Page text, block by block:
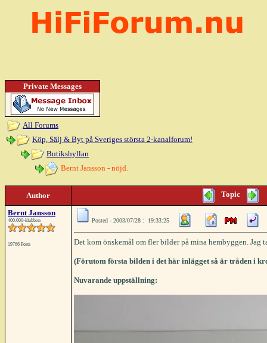
Private Messages
All Forums
Köp, Sälj & Byt på Sveriges största 2-kanalforum!
Butikshyllan
Bernt Jansson - nöjd.
Author Topic
Bernt Jansson
400.000-klubben
19766 Posts
Posted - 2003/07/28 : 19:33:25
Det kom önskemål om fler bilder på mina hembyggen. Jag
(Förutom första bilden i det här inlägget så är tråden i
Nuvarande uppställning: